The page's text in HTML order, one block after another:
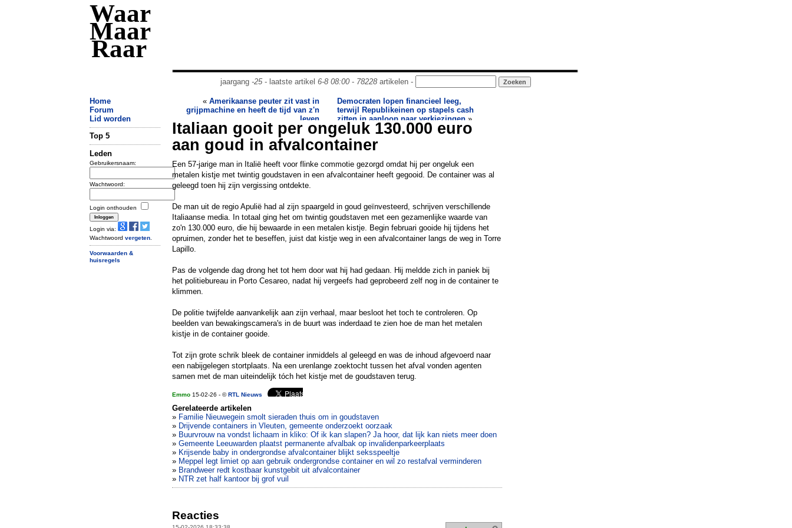
Waar
Maar
Raar
jaargang -25- laatste artikel 6-8 08:00- 78228artikelen -
Home
Forum
Lid worden
Top 5
Leden
Gebruikersnaam:
Wachtwoord:
Login onthouden
Login via:
Wachtwoord vergeten
Voorwaarden &
huisregels
« Amerikaanse peuter zit vast in
grijpmachine en heeft de tijd van z'n
leven
Democraten lopen financieel leeg,
terwijl Republikeinen op stapels cash
zitten in aanloop naar verkiezingen »
Italiaan gooit per ongeluk 130.000 euro
aan goud in afvalcontainer
Een 57-jarige man in Italië heeft voor flinke commotie gezorgd omdat hij per ongeluk een
metalen kistje met twintig goudstaven in een afvalcontainer heeft gegooid. De container was al
geleegd toen hij zijn vergissing ontdekte.
De man uit de regio Apulië had al zijn spaargeld in goud geïnvesteerd, schrijven verschillende
Italiaanse media. In totaal ging het om twintig goudstaven met een gezamenlijke waarde van
zo'n 130.000 euro, die hij bewaarde in een metalen kistje. Begin februari gooide hij tijdens het
opruimen, zonder het te beseffen, juist dat kistje weg in een afvalcontainer langs de weg in Torre
Lapillo.
Pas de volgende dag drong het tot hem door wat hij had gedaan. Hij meldde zich in paniek bij
het politiebureau in Porto Cesareo, nadat hij vergeefs had geprobeerd zelf nog in de container te
klimmen.
De politie twijfelde aanvankelijk aan zijn verhaal, maar besloot het toch te controleren. Op
beelden van bewakingscamera's in de buurt was inderdaad te zien hoe de man het metalen
kistje in de container gooide.
Tot zijn grote schrik bleek de container inmiddels al geleegd en was de inhoud afgevoerd naar
een nabijgelegen stortplaats. Na een urenlange zoektocht tussen het afval vonden agenten
samen met de man uiteindelijk tóch het kistje met de goudstaven terug.
Emmo 15-02-26 - ©RTL Nieuws
Gerelateerde artikelen
» Familie Nieuwegein smolt sieraden thuis om in goudstaven
» Drijvende containers in Vleuten, gemeente onderzoekt oorzaak
» Buurvrouw na vondst lichaam in kliko: Of ik kan slapen? Ja hoor, dat lijk kan niets meer doen
» Gemeente Leeuwarden plaatst permanente afvalbak op invalidenparkeerplaats
» Krijsende baby in ondergrondse afvalcontainer blijkt seksspeeltje
» Meppel legt limiet op aan gebruik ondergrondse container en wil zo restafval verminderen
» Brandweer redt kostbaar kunstgebit uit afvalcontainer
» NTR zet half kantoor bij grof vuil
Reacties